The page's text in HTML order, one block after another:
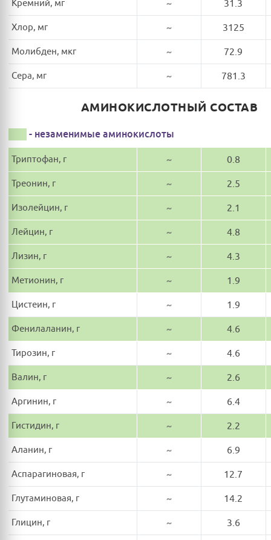
Кремний, мг ~ 31.3
Хлор, мг ~ 3125
Молибден, мкг ~ 72.9
Сера, мг ~ 781.3
АМИНОКИСЛОТНЫЙ СОСТАВ
- незаменимые аминокислоты
Триптофан, г ~ 0.8
Треонин, г ~ 2.5
Изолейцин, г ~ 2.1
Лейцин, г ~ 4.8
Лизин, г ~ 4.3
Метионин, г ~ 1.9
Цистеин, г ~ 1.9
Фенилаланин, г ~ 4.6
Тирозин, г ~ 4.6
Валин, г ~ 2.6
Аргинин, г ~ 6.4
Гистидин, г ~ 2.2
Аланин, г ~ 6.9
Аспарагиновая, г ~ 12.7
Глутаминовая, г ~ 14.2
Глицин, г ~ 3.6